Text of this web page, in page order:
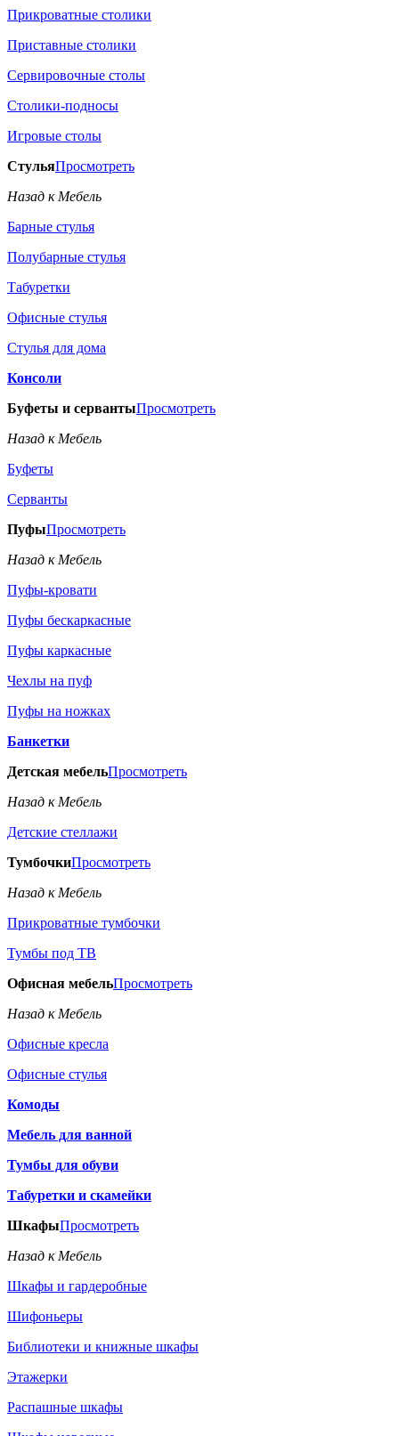
Прикроватные столики
Приставные столики
Сервировочные столы
Столики-подносы
Игровые столы
СтульяПросмотреть
Назад к Мебель
Барные стулья
Полубарные стулья
Табуретки
Офисные стулья
Стулья для дома
Консоли
Буфеты и сервантыПросмотреть
Назад к Мебель
Буфеты
Серванты
ПуфыПросмотреть
Назад к Мебель
Пуфы-кровати
Пуфы бескаркасные
Пуфы каркасные
Чехлы на пуф
Пуфы на ножках
Банкетки
Детская мебельПросмотреть
Назад к Мебель
Детские стеллажи
ТумбочкиПросмотреть
Назад к Мебель
Прикроватные тумбочки
Тумбы под ТВ
Офисная мебельПросмотреть
Назад к Мебель
Офисные кресла
Офисные стулья
Комоды
Мебель для ванной
Тумбы для обуви
Табуретки и скамейки
ШкафыПросмотреть
Назад к Мебель
Шкафы и гардеробные
Шифоньеры
Библиотеки и книжные шкафы
Этажерки
Распашные шкафы